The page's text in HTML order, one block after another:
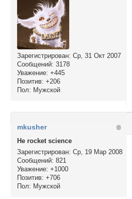
Зарегистрирован: Ср, 31 Окт 2007
Сообщений: 3178
Уважение: +445
Позитив: +206
Пол: Мужской
mkusher
Не rocket science
Зарегистрирован: Ср, 19 Мар 2008
Сообщений: 821
Уважение: +1000
Позитив: +706
Пол: Мужской